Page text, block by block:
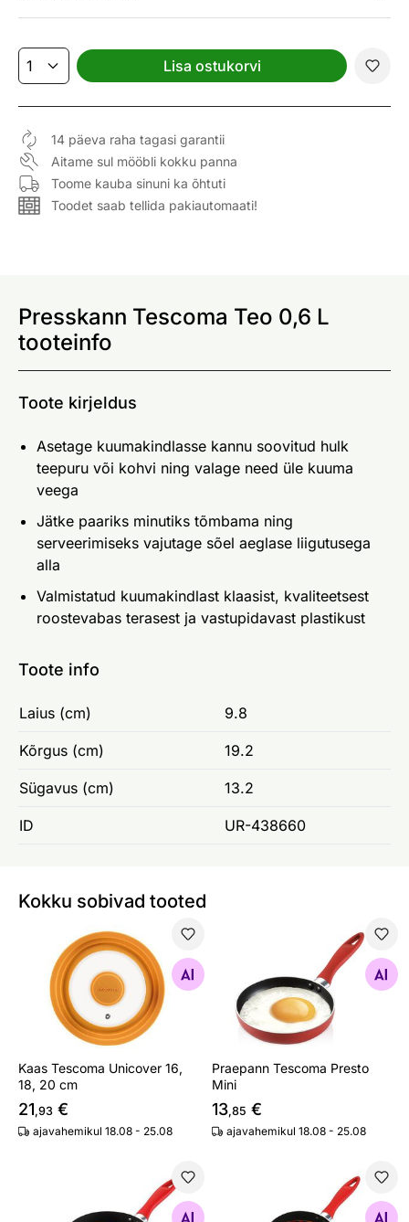
Lisa ostukorvi
14 päeva raha tagasi garantii
Aitame sul mööbli kokku panna
Toome kauba sinuni ka õhtuti
Toodet saab tellida pakiautomaati!
Presskann Tescoma Teo 0,6 L
tooteinfo
Toote kirjeldus
Asetage kuumakindlasse kannu soovitud hulk
teepuru või kohvi ning valage need üle kuuma
veega
Jätke paariks minutiks tõmbama ning
serveerimiseks vajutage sõel aeglase liigutusega
alla
Valmistatud kuumakindlast klaasist, kvaliteetsest
roostevabas terasest ja vastupidavast plastikust
Toote info
Laius (cm) 9.8
Kõrgus (cm) 19.2
Sügavus (cm) 13.2
ID UR-438660
Kokku sobivad tooted
Kaas Tescoma Unicover 16, 18, 20 cm
Otsi sarnaseid
Kaas Tescoma Unicover 16,
18, 20 cm
21,93 €
ajavahemikul 18.08 - 25.08
Praepann Tescoma Presto
Otsi sarnaseid
Praepann Tescoma Presto
Mini
13,85 €
ajavahemikul 18.08 - 25.08
Kastmepann Tescoma Presto Mini Ø 14 cm
Otsi sarnaseid
Kastmepann sügav
Otsi sarnaseid